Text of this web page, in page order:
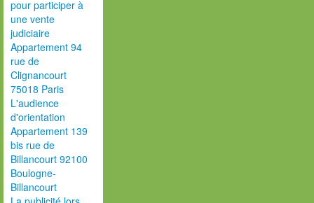
pour participer à
une vente
judiciaire
Appartement 94
rue de
Clignancourt
75018 Paris
L'audience
d'orientation
Appartement 139
bis rue de
Billancourt 92100
Boulogne-
Billancourt